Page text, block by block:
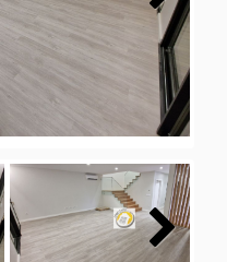
Next